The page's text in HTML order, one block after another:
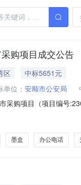
购项目成交公告
区
中标5651元
单位： 安顺市公安局
采购项目（项目编号
:安顺市本级报价起止
墨盒 办公电话